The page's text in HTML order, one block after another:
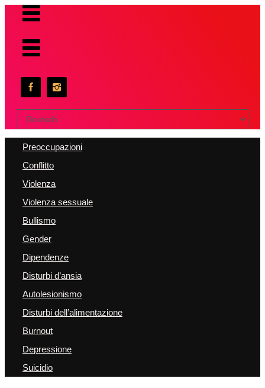
Scegli
una
lingua
Preoccupazioni
Conflitto
Violenza
Violenza sessuale
Bullismo
Gender
Dipendenze
Disturbi d’ansia
Autolesionismo
Disturbi dell’alimentazione
Burnout
Depressione
Suicidio